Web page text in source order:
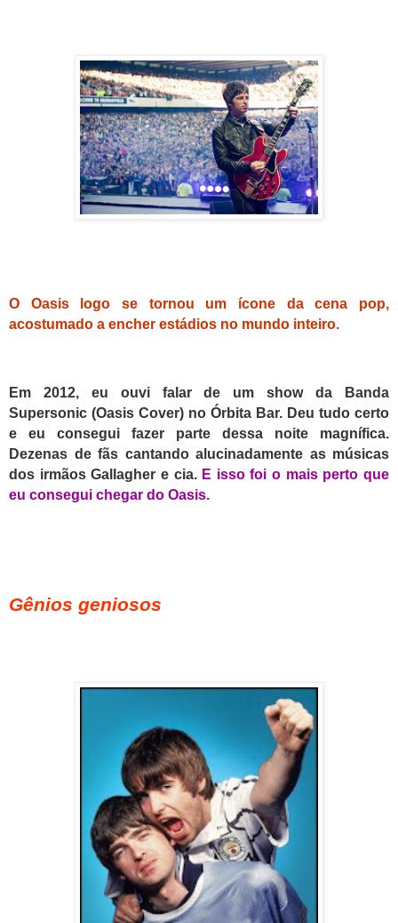
O Oasis logo se tornou um ícone da cena pop,
acostumado a encher estádios no mundo inteiro.
Em 2012, eu ouvi falar de um show da Banda
Supersonic (Oasis Cover) no Órbita Bar. Deu tudo certo
e eu consegui fazer parte dessa noite magnífica.
Dezenas de fãs cantando alucinadamente as músicas
dos irmãos Gallagher e cia. E isso foi o mais perto que
eu consegui chegar do Oasis.
Gênios geniosos